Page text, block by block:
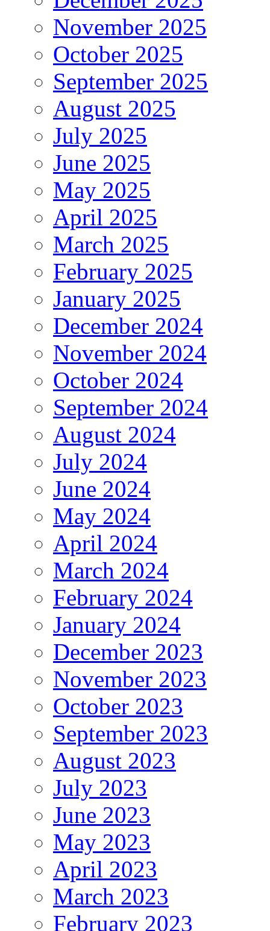
November 2025
October 2025
September 2025
August 2025
July 2025
June 2025
May 2025
April 2025
March 2025
February 2025
January 2025
December 2024
November 2024
October 2024
September 2024
August 2024
July 2024
June 2024
May 2024
April 2024
March 2024
February 2024
January 2024
December 2023
November 2023
October 2023
September 2023
August 2023
July 2023
June 2023
May 2023
April 2023
March 2023
February 2023